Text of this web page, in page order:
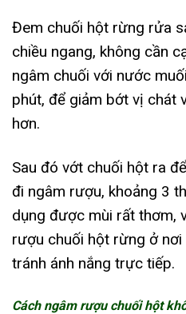
Đem chuối hột rừng rửa
chiều ngang, không cần
ngâm chuối với nước
phút, để giảm bớt vị chát
hơn.
Sau đó vớt chuối hột ra
đi ngâm rượu, khoảng 3
dụng được mùi rất thơm,
rượu chuối hột rừng ở
tránh ánh nắng trực tiếp.
Cách ngâm rượu chuối hột